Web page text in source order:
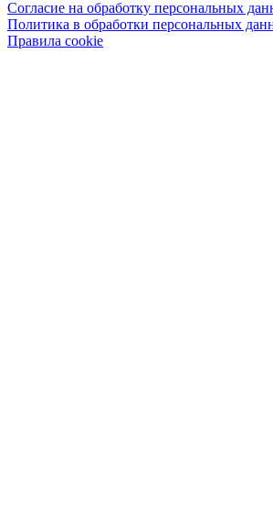
Согласие на обработку персональных
Политика в обработки персональных
Правила cookie